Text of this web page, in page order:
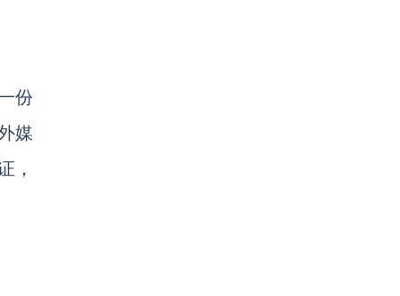
份
媒
，